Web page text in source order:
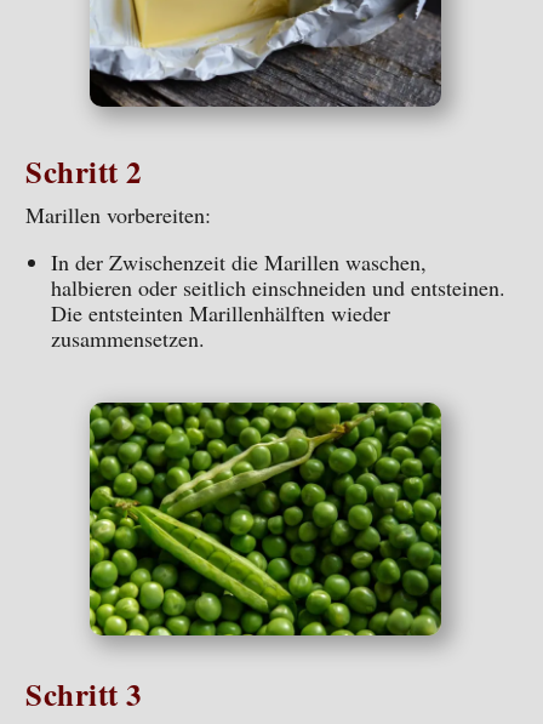
Schritt 2
Marillen vorbereiten:
In der Zwischenzeit die Marillen waschen,
halbieren oder seitlich einschneiden und entsteinen.
Die entsteinten Marillenhälften wieder
zusammensetzen.
Schritt 3